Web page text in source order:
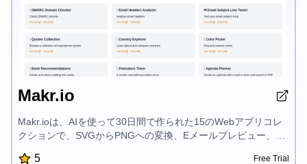
Makr.io
Makr.ioは、AIを使って30日間で作られた15のWebアプリコレ
クションで、SVGからPNGへの変換、Eメールプレビュー、
5 Free Trial